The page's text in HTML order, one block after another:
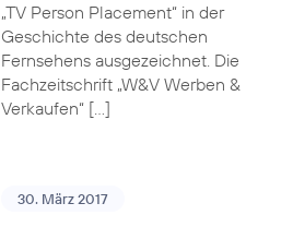
„TV Person Placement“ in der
Geschichte des deutschen
Fernsehens ausgezeichnet. Die
Fachzeitschrift „W&V Werben &
Verkaufen“ […]
30. März 2017